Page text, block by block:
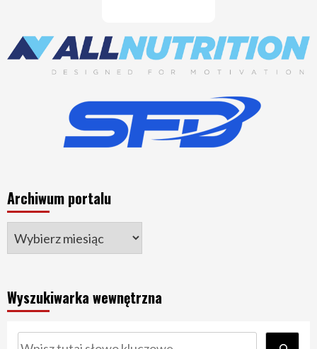
Archiwum portalu
Wyszukiwarka wewnętrzna
Szukaj